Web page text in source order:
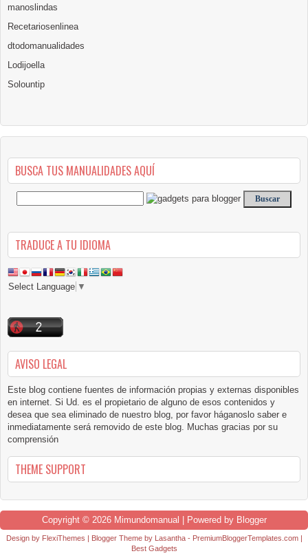
manoslindas
Recetariosenlinea
dtodomanualidades
Lodijoella
Solountip
BUSCA TUS MANUALIDADES AQUÍ
TRADUCE A TU IDIOMA
Select Language ▼
AVISO LEGAL
Este blog contiene fuentes de información propias y externas disponibles
en internet. Si Ud. es el propietario de alguno de esos contenidos y
desea que sea eliminado de nuestro blog, por favor háganoslo saber e
inmediatamente será removido de este blog. Muchas gracias por su
comprensión
THEME SUPPORT
Copyright © 2026 Mimundomanual | Powered by Blogger
Design by FlexiThemes | Blogger Theme by Lasantha- PremiumBloggerTemplates.com|
Best Gadgets